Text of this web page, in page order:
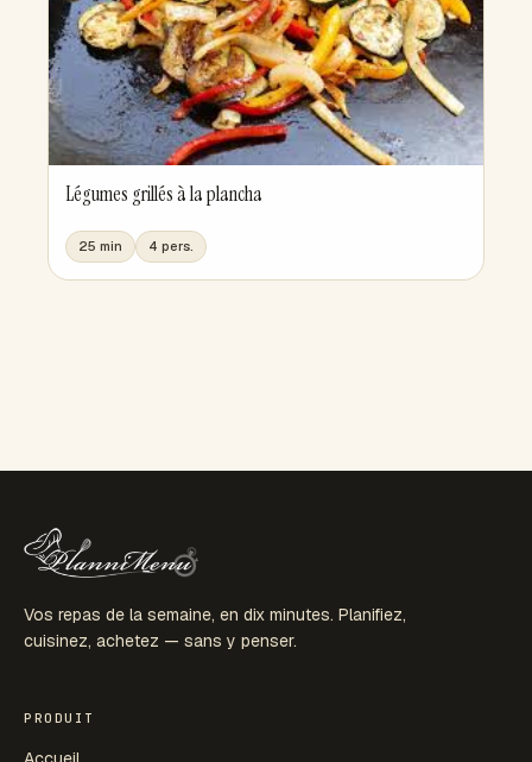
Légumes grillés à la plancha
25 min 4 pers.
Vos repas de la semaine, en dix minutes. Planifiez,
cuisinez, achetez — sans y penser.
PRODUIT